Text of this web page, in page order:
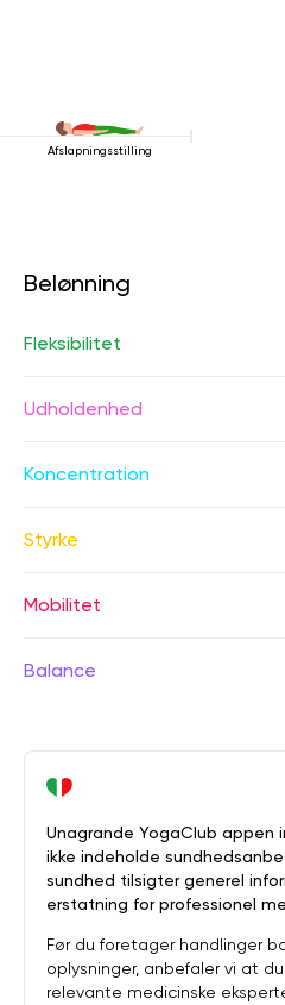
Afslapningsstilling
Belønning
Fleksibilitet
Udholdenhed
Koncentration
Styrke
Mobilitet
Balance
Unagrande YogaClub appen
ikke indeholde
sundhed tilsigter generel
erstatning for professionel
Før du foretager handlinger
oplysninger, anbefaler vi at
relevante medicinske